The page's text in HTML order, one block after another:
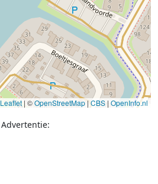
Leaflet | ©OpenStreetMap |CBS | OpenInfo.nl
Advertentie: